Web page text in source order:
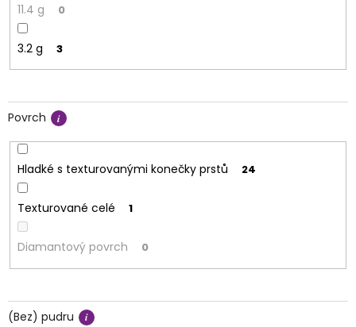
11.4 g 0
3.2 g 3
Povrch
Hladké s texturovanými konečky prstů 24
Texturované celé 1
Diamantový povrch 0
(Bez) pudru